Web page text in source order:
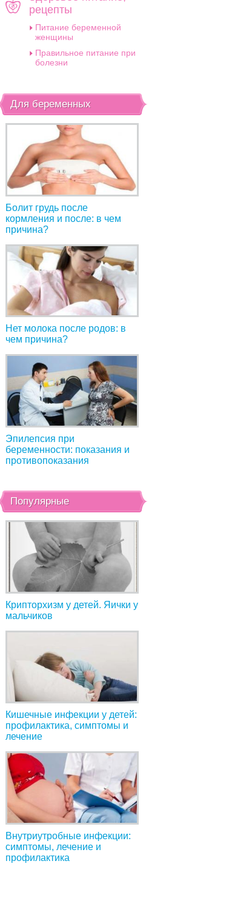
рецепты
Питание беременной
женщины
Правильное питание при
болезни
Для беременных
Болит грудь после
кормления и после: в чем
причина?
Нет молока после родов: в
чем причина?
Эпилепсия при
беременности: показания и
противопоказания
Популярные
Крипторхизм у детей. Яички у
мальчиков
Кишечные инфекции у детей:
профилактика, симптомы и
лечение
Внутриутробные инфекции:
симптомы, лечение и
профилактика